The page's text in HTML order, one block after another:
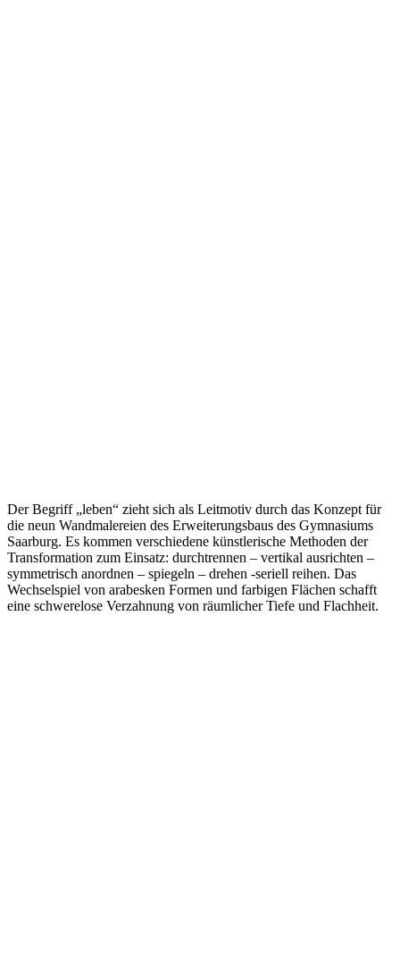
Der Begriff „leben“ zieht sich als Leitmotiv durch das Konzept für
die neun Wandmalereien des Erweiterungsbaus des Gymnasiums
Saarburg. Es kommen verschiedene künstlerische Methoden der
Transformation zum Einsatz: durchtrennen – vertikal ausrichten –
symmetrisch anordnen – spiegeln – drehen -seriell reihen. Das
Wechselspiel von arabesken Formen und farbigen Flächen schafft
eine schwerelose Verzahnung von räumlicher Tiefe und Flachheit.